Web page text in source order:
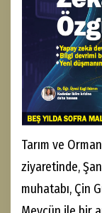
Tarım ve
ziyaretinde,
muhatabı, Çin